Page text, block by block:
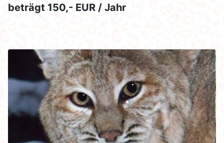
beträgt 150,- EUR / Jahr